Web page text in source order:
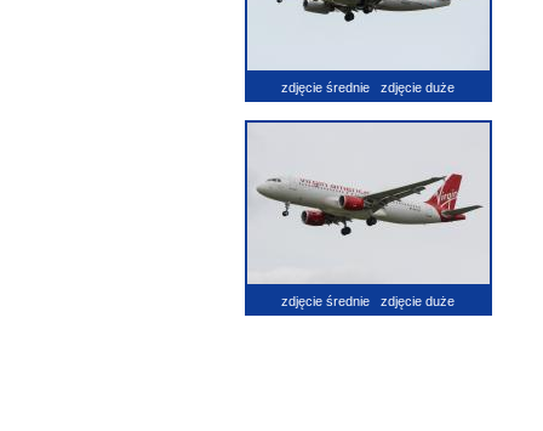
zdjęcie średnie zdjęcie duże
zdjęcie średnie zdjęcie duże